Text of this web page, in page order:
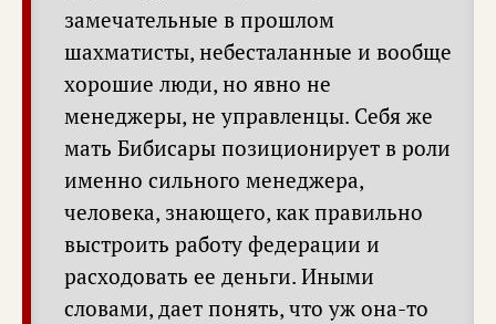
замечательные в прошлом
шахматисты, небесталанные и вообще
хорошие люди, но явно не
менеджеры, не управленцы. Себя же
мать Бибисары позиционирует в роли
именно сильного менеджера,
человека, знающего, как правильно
выстроить работу федерации и
расходовать ее деньги. Иными
словами, дает понять, что уж она-то